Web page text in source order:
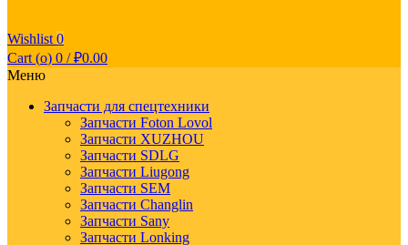
Wishlist 0
Cart (o) 0 / ₽0.00
Меню
Запчасти для спецтехники
Запчасти Foton Lovol
Запчасти XUZHOU
Запчасти SDLG
Запчасти Liugong
Запчасти SEM
Запчасти Changlin
Запчасти Sany
Запчасти Lonking